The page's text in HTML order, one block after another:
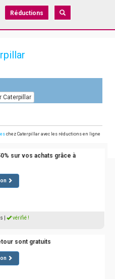
Réductions
Caterpillar
chez Caterpillar avec les réductions en ligne
sur vos achats grâce à
vérifié !
sont gratuits